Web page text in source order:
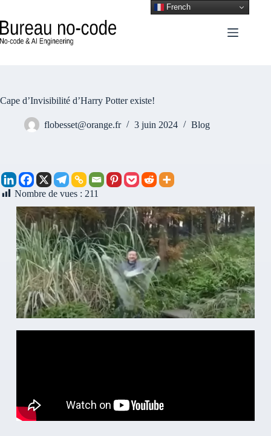
Cape d’Invisibilité d’Harry Potter existe!
flobesset@orange.fr 3 juin 2024 Blog
Nombre de vues : 211
French